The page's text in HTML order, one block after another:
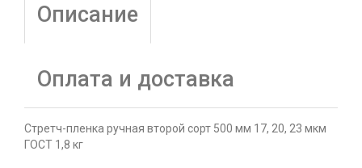
Описание
Оплата и доставка
Стретч-пленка ручная второй сорт 500 мм 17, 20, 23 мкм
ГОСТ 1,8 кг